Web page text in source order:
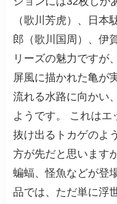
（歌川芳虎）、日本
郎（歌川国周）、伊
リーズの魅力ですが
屏風に描かれた亀が
流れる水路に向かい
ようです。 これはエ
抜け出るトカゲのよ
方が先だと思います
蝙蝠、怪魚などが登
品では、ただ単に浮